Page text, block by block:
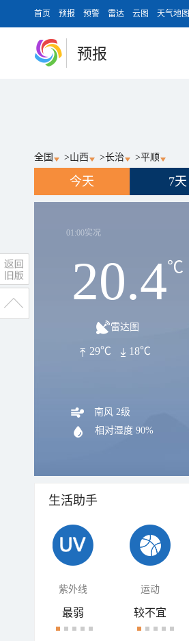
首页 预报 预警 雷达 云图 天气地图
预报
全国 >山西 >长治 >平顺
今天 7天
01:00实况
20.4℃
雷达图
29℃ 18℃
南风 2级
相对湿度 90%
生活助手
紫外线 运动
最弱 较不宜